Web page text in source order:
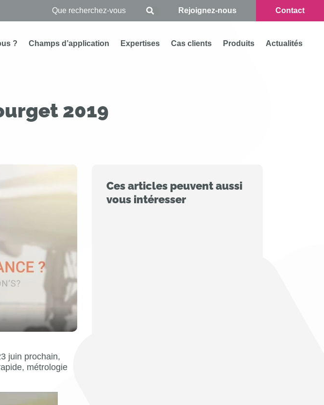
Rejoignez-nous Contact
? Champs d’application Expertises Cas clients Produits Actualités
2019
juin prochain,
métrologie
Ces articles peuvent aussi
vous intéresser